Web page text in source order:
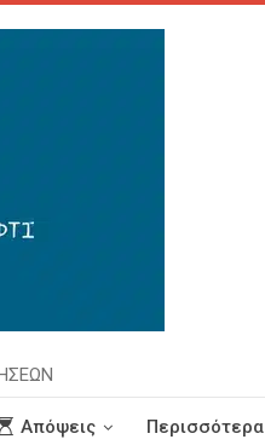
Απόψεις Περισσότερα